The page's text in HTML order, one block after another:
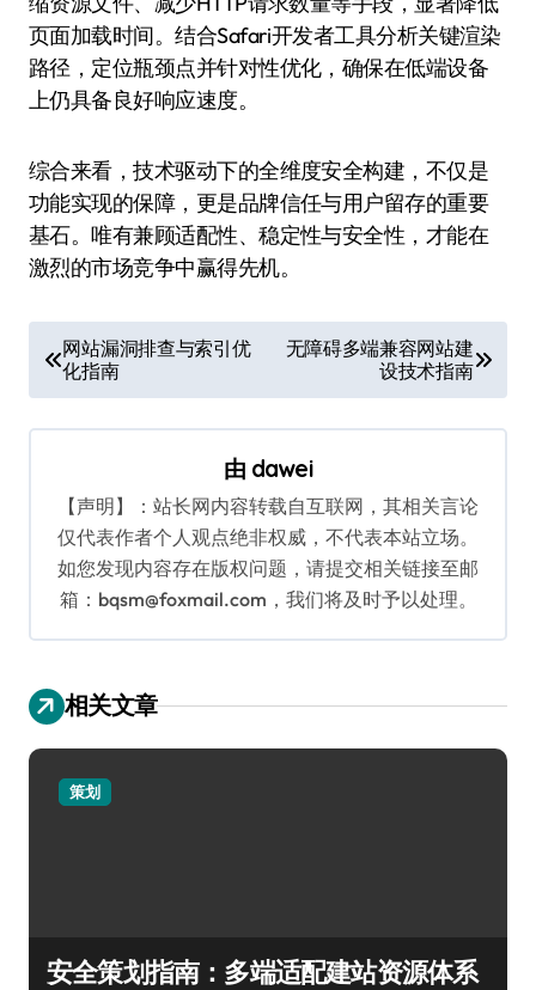
页面加载时间。结合Safari开发者工具分析关键渲染
路径，定位瓶颈点并针对性优化，确保在低端设备
上仍具备良好响应速度。
综合来看，技术驱动下的全维度安全构建，不仅是
功能实现的保障，更是品牌信任与用户留存的重要
基石。唯有兼顾适配性、稳定性与安全性，才能在
激烈的市场竞争中赢得先机。
章
导
网站漏洞排查与索引优
化指南
无障碍多端兼容网站建
设技术指南
由 dawei
【声明】：站长网内容转载自互联网，其相关言论
仅代表作者个人观点绝非权威，不代表本站立场。
如您发现内容存在版权问题，请提交相关链接至邮
箱：bqsm@foxmail.com，我们将及时予以处理。
相关文章
策划
安全策划指南：多端适配建站资源体系